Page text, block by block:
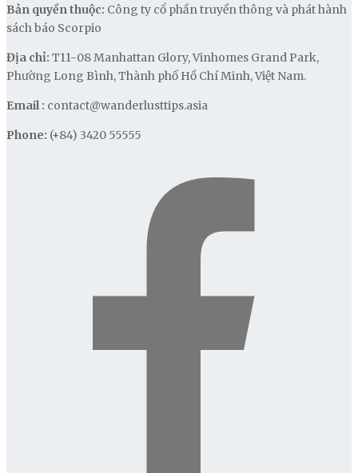
Bản quyền thuộc: Công ty cổ phần truyền thông và phát hành
sách báo Scorpio
Địa chỉ: T11-08 Manhattan Glory, Vinhomes Grand Park,
Phường Long Bình, Thành phố Hồ Chí Minh, Việt Nam.
Email : contact@wanderlusttips.asia
Phone: (+84) 3420 55555